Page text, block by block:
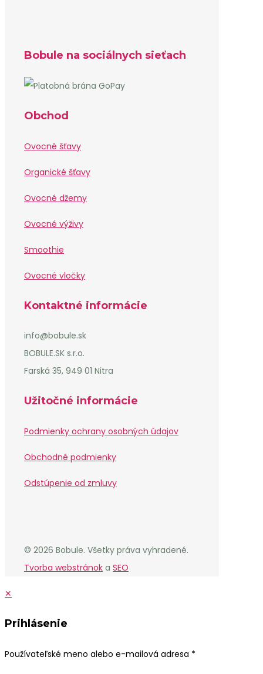
Bobule na sociálnych sieťach
Obchod
Ovocné šťavy
Organické šťavy
Ovocné džemy
Ovocné výživy
Smoothie
Ovocné vločky
Kontaktné informácie
info@bobule.sk
BOBULE.SK s.r.o.
Farská 35, 949 01 Nitra
Užitočné informácie
Podmienky ochrany osobných údajov
Obchodné podmienky
Odstúpenie od zmluvy
© 2026 Bobule. Všetky práva vyhradené.
Tvorba webstránok a SEO
✕
Prihlásenie
Používateľské meno alebo e-mailová adresa *